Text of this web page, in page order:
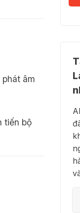
âm
tiến bộ